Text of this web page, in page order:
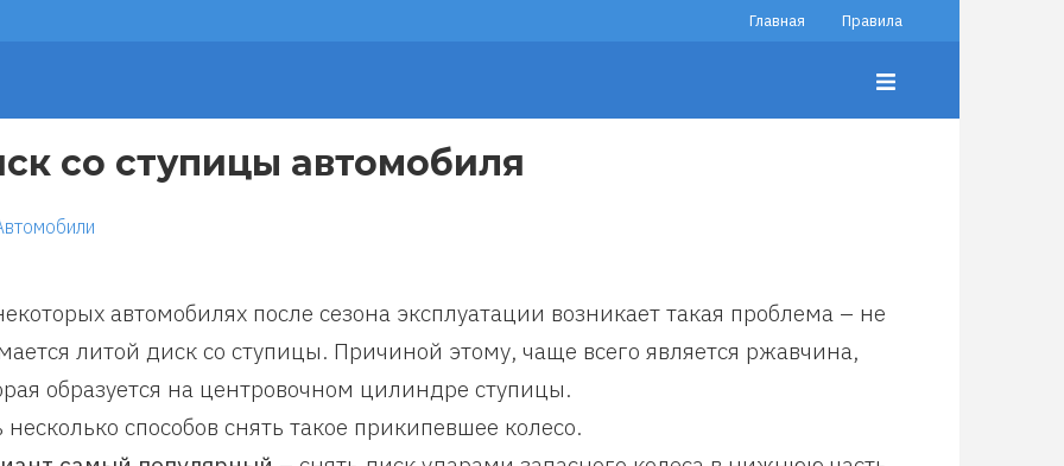
Главная Правила
со ступицы автомобиля
автомобилях после сезона эксплуатации возникает такая проблема – не
литой диск со ступицы. Причиной этому, чаще всего является ржавчина,
образуется на центровочном цилиндре ступицы.
несколько способов снять такое прикипевшее колесо.